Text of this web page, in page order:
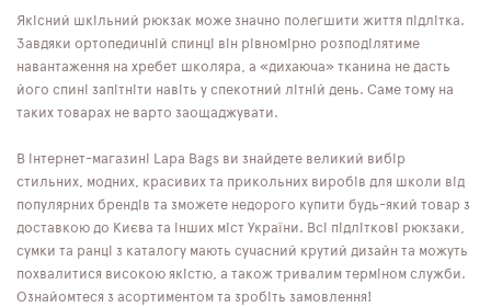
Якісний шкільний рюкзак може значно полегшити життя підлітка.
Завдяки ортопедичній спинці він рівномірно розподілятиме
навантаження на хребет школяра, а «дихаюча» тканина не дасть
його спині запітніти навіть у спекотний літній день. Саме тому на
таких товарах не варто заощаджувати.
В інтернет-магазині Lapa Bags ви знайдете великий вибір
стильних, модних, красивих та прикольних виробів для школи від
популярних брендів та зможете недорого купити будь-який товар з
доставкою до Києва та інших міст України. Всі підліткові рюкзаки,
сумки та ранці з каталогу мають сучасний крутий дизайн та можуть
похвалитися високою якістю, а також тривалим терміном служби.
Ознайомтеся з асортиментом та зробіть замовлення!